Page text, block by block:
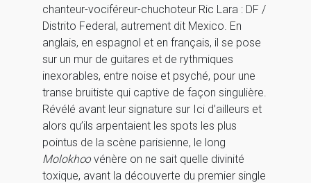
chanteur-vociféreur-chuchoteur Ric Lara : DF /
Distrito Federal, autrement dit Mexico. En
anglais, en espagnol et en français, il se pose
sur un mur de guitares et de rythmiques
inexorables, entre noise et psyché, pour une
transe bruitiste qui captive de façon singulière.
Révélé avant leur signature sur Ici d’ailleurs et
alors qu’ils arpentaient les spots les plus
pointus de la scène parisienne, le long
Molokh∞vénère on ne sait quelle divinité
toxique, avant la découverte du premier single